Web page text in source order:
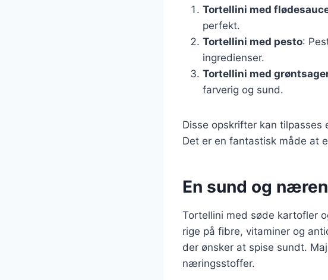
Tortellini med
perfekt.
Tortellini med pesto:
ingredienser.
Tortellini med
farverig og sund.
Disse opskrifter kan
Det er en fantastisk måde at
En sund og
Tortellini med søde kartofler
rige på fibre, vitaminer og
der ønsker at spise sundt.
næringsstoffer.